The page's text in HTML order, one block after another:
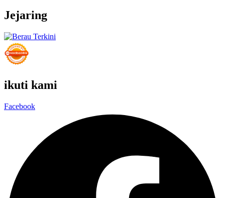
Jejaring
ikuti kami
Facebook